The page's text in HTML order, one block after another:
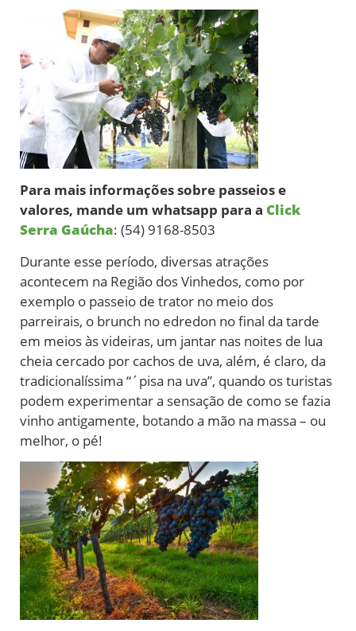
Para mais informações sobre passeios e
valores, mande um whatsapp para a Click
Serra Gaúcha: (54) 9168-8503
Durante esse período, diversas atrações
acontecem na Região dos Vinhedos, como por
exemplo o passeio de trator no meio dos
parreirais, o brunch no edredon no final da tarde
em meios às videiras, um jantar nas noites de lua
cheia cercado por cachos de uva, além, é claro, da
tradicionalíssima “´pisa na uva”, quando os turistas
podem experimentar a sensação de como se fazia
vinho antigamente, botando a mão na massa – ou
melhor, o pé!